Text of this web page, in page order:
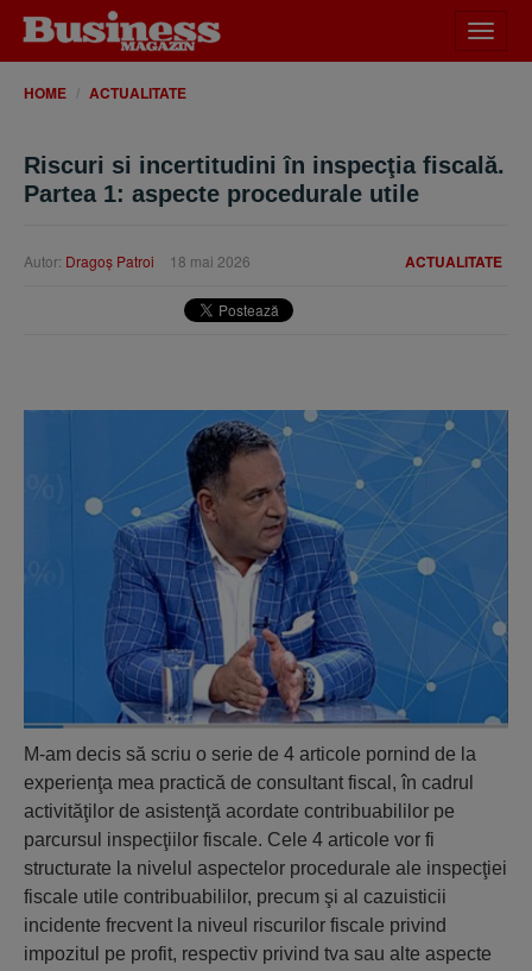
meniu
HOME ACTUALITATE
Riscuri si incertitudini în inspecţia fiscală.
Partea 1: aspecte procedurale utile
ACTUALITATE
Autor: Dragoş Patroi 18 mai 2026
M-am decis să scriu o serie de 4 articole pornind de la
experienţa mea practică de consultant fiscal, în cadrul
activităţilor de asistenţă acordate contribuabililor pe
parcursul inspecţiilor fiscale. Cele 4 articole vor fi
structurate la nivelul aspectelor procedurale ale inspecţiei
fiscale utile contribuabililor, precum şi al cazuisticii
incidente frecvent la niveul riscurilor fiscale privind
impozitul pe profit, respectiv privind tva sau alte aspecte